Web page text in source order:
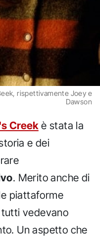
rispettivamente Joey e
Dawson
Creekè stata la
e dei
. Merito anche di
piattaforme
vedevano
Un aspetto che